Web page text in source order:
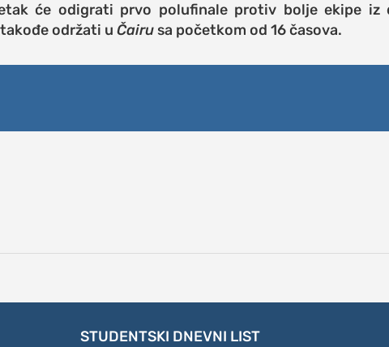
će odigrati prvo polufinale protiv bolje ekipe iz
održati u Čairu sa početkom od 16 časova.
STUDENTSKI DNEVNI LIST